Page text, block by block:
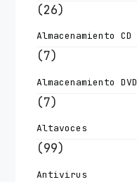
(26)
Almacenamiento CD
(7)
Almacenamiento DVD
(7)
Altavoces
(99)
Antivirus